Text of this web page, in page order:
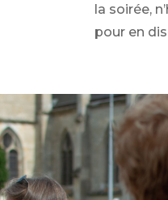
la soirée,
pour en